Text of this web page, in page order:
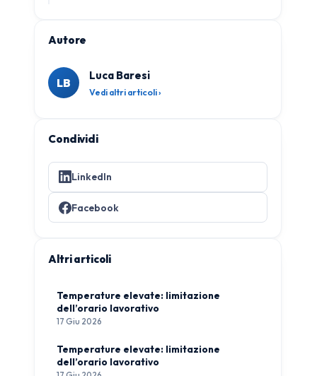
Autore
LB
Luca Baresi
Vedi altri articoli ›
Condividi
LinkedIn
Facebook
Altri articoli
Temperature elevate: limitazione
dell’orario lavorativo
17 Giu 2026
Temperature elevate: limitazione
dell’orario lavorativo